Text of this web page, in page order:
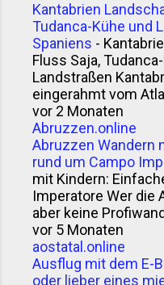
Kantabrien
Tudanca-Kühe und
Spaniens -
Fluss Saja,
Landstraßen
eingerahmt vom
vor 2 Monaten
Abruzzen.online
Abruzzen Wandern
rund um Campo
mit Kindern:
Imperatore Wer die
aber keine
vor 5 Monaten
aostatal.online
Ausflug mit dem E-
oder lieber eines